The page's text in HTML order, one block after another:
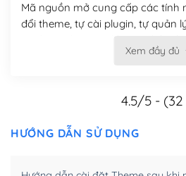
Mã nguồn mở cung cấp các tính
đổi theme, tự cài plugin, tự quản
nó theo ý bạn mà không phải sử
Có thể tùy biến trên website
Xem đầy đủ
4.5/5 -
HƯỚNG DẪN SỬ DỤNG